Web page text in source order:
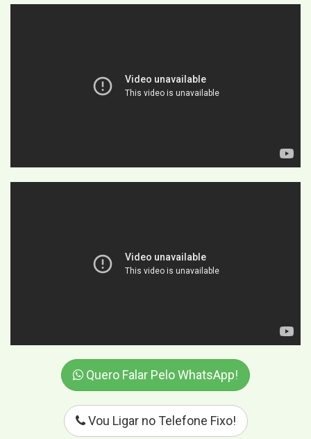
Quero Falar Pelo WhatsApp!
Vou Ligar no Telefone Fixo!